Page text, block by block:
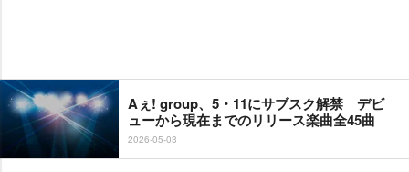
Aぇ! group、5・11にサブスク解禁 デビ
ューから現在までのリリース楽曲全45曲
2026-05-03